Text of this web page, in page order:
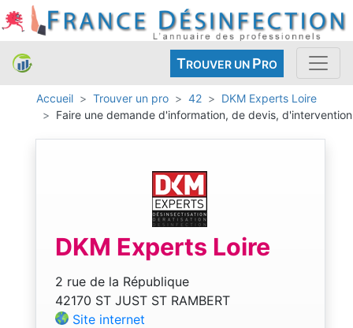
TROUVER UN PRO
Accueil Trouver un pro 42
DKM Experts Loire
Faire une demande d'information, de devis, d'intervention
DKM Experts Loire
2 rue de la République
42170 ST JUST ST RAMBERT
Site internet